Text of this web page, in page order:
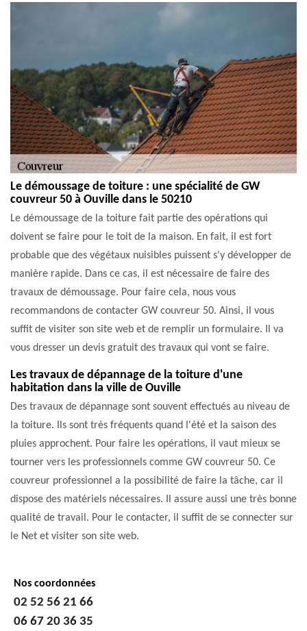
Le démoussage de toiture : une spécialité de GW
couvreur 50 à Ouville dans le 50210
Le démoussage de la toiture fait partie des opérations qui
doivent se faire pour le toit de la maison. En fait, il est fort
probable que des végétaux nuisibles puissent s'y développer de
manière rapide. Dans ce cas, il est nécessaire de faire des
travaux de démoussage. Pour faire cela, nous vous
recommandons de contacter GW couvreur 50. Ainsi, il vous
suffit de visiter son site web et de remplir un formulaire. Il va
vous dresser un devis gratuit des travaux qui vont se faire.
Les travaux de dépannage de la toiture d'une
habitation dans la ville de Ouville
Des travaux de dépannage sont souvent effectués au niveau de
la toiture. Ils sont très fréquents quand l'été et la saison des
pluies approchent. Pour faire les opérations, il vaut mieux se
tourner vers les professionnels comme GW couvreur 50. Ce
couvreur professionnel a la possibilité de faire la tâche, car il
dispose des matériels nécessaires. Il assure aussi une très bonne
qualité de travail. Pour le contacter, il suffit de se connecter sur
le Net et visiter son site web.
Nos coordonnées
02 52 56 21 66
06 67 20 36 35